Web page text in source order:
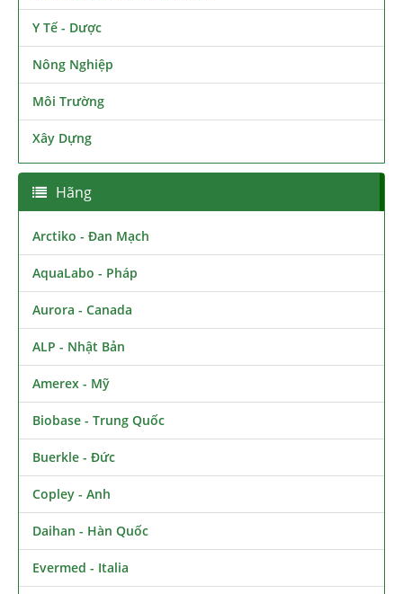
Y Tế - Dược
Nông Nghiệp
Môi Trường
Xây Dựng
Hãng
Arctiko - Đan Mạch
AquaLabo - Pháp
Aurora - Canada
ALP - Nhật Bản
Amerex - Mỹ
Biobase - Trung Quốc
Buerkle - Đức
Copley - Anh
Daihan - Hàn Quốc
Evermed - Italia